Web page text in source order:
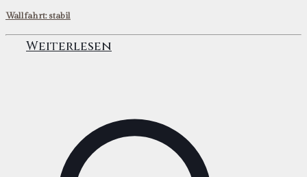
Wallfahrt: stabil
Weiterlesen